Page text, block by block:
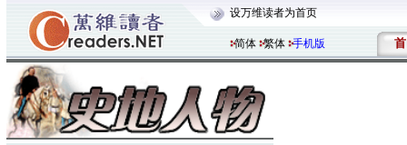
设万维读者为首页
简体 繁体 手机版 首